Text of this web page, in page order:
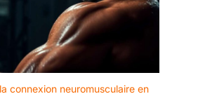
connexion neuromusculaire en